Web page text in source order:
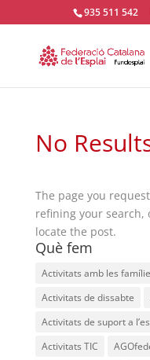
935 511 542
No
The page you
refining your search,
locate the post.
Què fem
Activitats amb les
Activitats de dissabte
Activitats de suport a
Activitats TIC
ALBERG
CASES